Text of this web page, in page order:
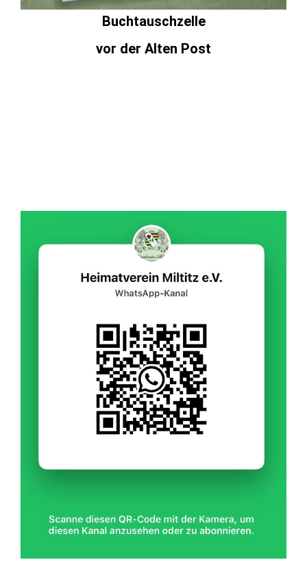
Buchtauschzelle
vor der Alten Post